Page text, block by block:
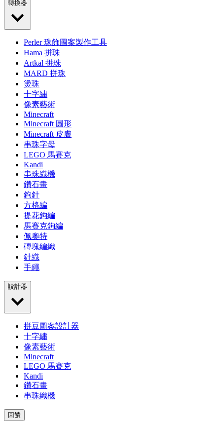
轉換器
Perler 珠飾圖案製作工具
Hama 拼珠
Artkal 拼珠
MARD 拼珠
燙珠
十字繡
像素藝術
Minecraft
Minecraft 圓形
Minecraft 皮膚
串珠字母
LEGO 馬賽克
Kandi
串珠織機
鑽石畫
鉤針
方格編
提花鉤編
馬賽克鉤編
佩奧特
磚塊編織
針織
手繩
設計器
拼豆圖案設計器
十字繡
像素藝術
Minecraft
LEGO 馬賽克
Kandi
鑽石畫
串珠織機
回饋